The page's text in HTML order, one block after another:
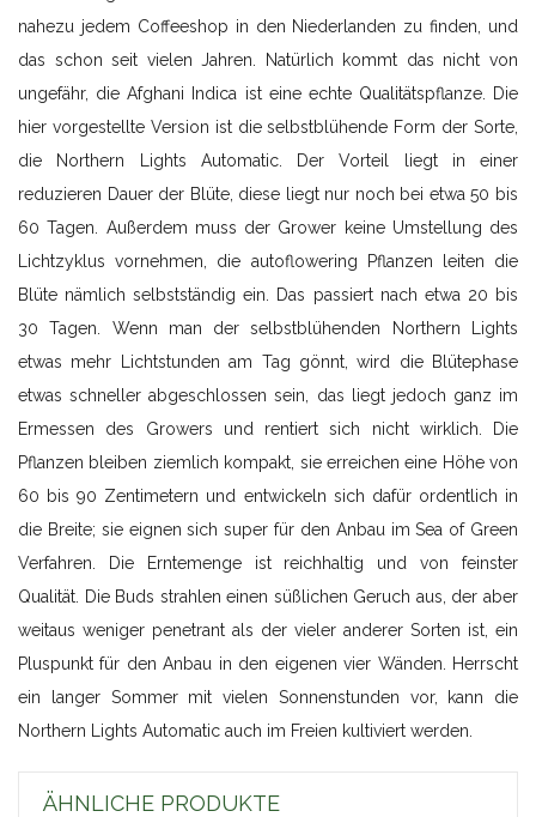
nahezu jedem Coffeeshop in den Niederlanden zu finden, und
das schon seit vielen Jahren. Natürlich kommt das nicht von
ungefähr, die Afghani Indica ist eine echte Qualitätspflanze. Die
hier vorgestellte Version ist die selbstblühende Form der Sorte,
die Northern Lights Automatic. Der Vorteil liegt in einer
reduzieren Dauer der Blüte, diese liegt nur noch bei etwa 50 bis
60 Tagen. Außerdem muss der Grower keine Umstellung des
Lichtzyklus vornehmen, die autoflowering Pflanzen leiten die
Blüte nämlich selbstständig ein. Das passiert nach etwa 20 bis
30 Tagen. Wenn man der selbstblühenden Northern Lights
etwas mehr Lichtstunden am Tag gönnt, wird die Blütephase
etwas schneller abgeschlossen sein, das liegt jedoch ganz im
Ermessen des Growers und rentiert sich nicht wirklich. Die
Pflanzen bleiben ziemlich kompakt, sie erreichen eine Höhe von
60 bis 90 Zentimetern und entwickeln sich dafür ordentlich in
die Breite; sie eignen sich super für den Anbau im Sea of Green
Verfahren. Die Erntemenge ist reichhaltig und von feinster
Qualität. Die Buds strahlen einen süßlichen Geruch aus, der aber
weitaus weniger penetrant als der vieler anderer Sorten ist, ein
Pluspunkt für den Anbau in den eigenen vier Wänden. Herrscht
ein langer Sommer mit vielen Sonnenstunden vor, kann die
Northern Lights Automatic auch im Freien kultiviert werden.
ÄHNLICHE PRODUKTE